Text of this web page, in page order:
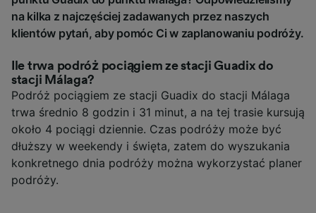
na kilka z najczęściej zadawanych przez naszych
klientów pytań, aby pomóc Ci w zaplanowaniu podróży.
Ile trwa podróż pociągiem ze stacji Guadix do
stacji Málaga?
Podróż pociągiem ze stacji Guadix do stacji Málaga
trwa średnio 8 godzin i 31 minut, a na tej trasie kursują
około 4 pociągi dziennie. Czas podróży może być
dłuższy w weekendy i święta, zatem do wyszukania
konkretnego dnia podróży można wykorzystać planer
podróży.